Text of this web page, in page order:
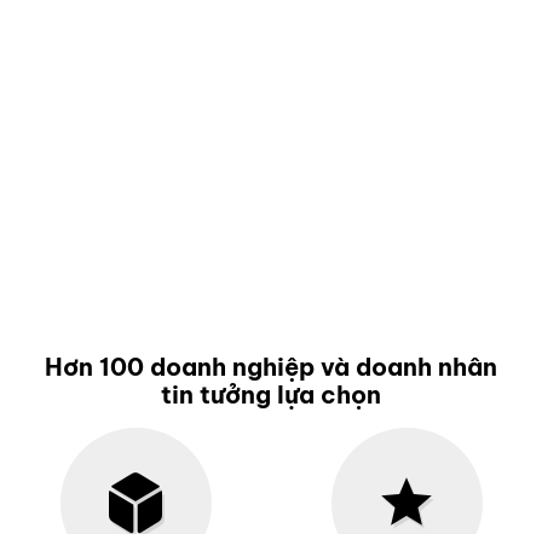
Hơn 100 doanh nghiệp và doanh nhân
tin tưởng lựa chọn
star